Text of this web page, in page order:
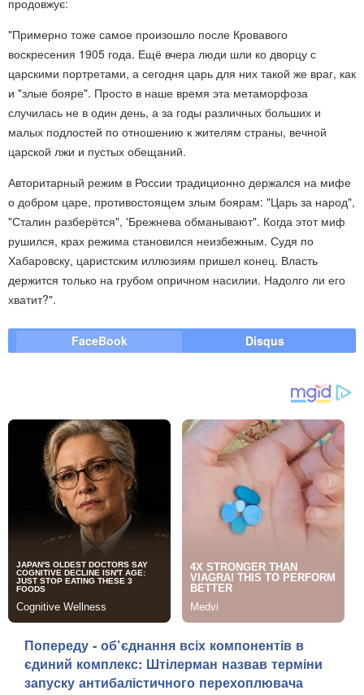
"Примерно тоже самое произошло после Кровавого
воскресения 1905 года. Ещё вчера люди шли ко дворцу с
царскими портретами, а сегодня царь для них такой же враг, как
и "злые бояре". Просто в наше время эта метаморфоза
случилась не в один день, а за годы различных больших и
малых подлостей по отношению к жителям страны, вечной
царской лжи и пустых обещаний.
Авторитарный режим в России традиционно держался на мифе
о добром царе, противостоящем злым боярам: "Царь за народ",
"Сталин разберётся", 'Брежнева обманывают". Когда этот миф
рушился, крах режима становился неизбежным. Судя по
Хабаровску, царистским иллюзиям пришел конец. Власть
держится только на грубом опричном насилии. Надолго ли его
хватит?".
FaceBook Disqus
Попереду - об’єднання всіх компонентів в
єдиний комплекс: Штілерман назвав терміни
запуску антибалістичного перехоплювача